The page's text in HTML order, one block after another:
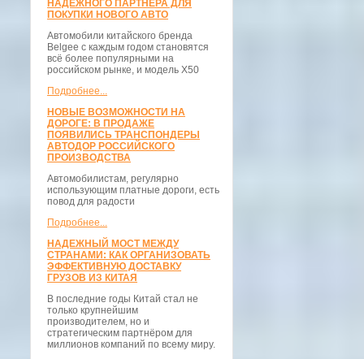
НАДЁЖНОГО ПАРТНЁРА ДЛЯ
ПОКУПКИ НОВОГО АВТО
Автомобили китайского бренда
Belgee с каждым годом становятся
всё более популярными на
российском рынке, и модель X50
Подробнее...
НОВЫЕ ВОЗМОЖНОСТИ НА
ДОРОГЕ: В ПРОДАЖЕ
ПОЯВИЛИСЬ ТРАНСПОНДЕРЫ
АВТОДОР РОССИЙСКОГО
ПРОИЗВОДСТВА
Автомобилистам, регулярно
использующим платные дороги, есть
повод для радости
Подробнее...
НАДЕЖНЫЙ МОСТ МЕЖДУ
СТРАНАМИ: КАК ОРГАНИЗОВАТЬ
ЭФФЕКТИВНУЮ ДОСТАВКУ
ГРУЗОВ ИЗ КИТАЯ
В последние годы Китай стал не
только крупнейшим
производителем, но и
стратегическим партнёром для
миллионов компаний по всему миру.